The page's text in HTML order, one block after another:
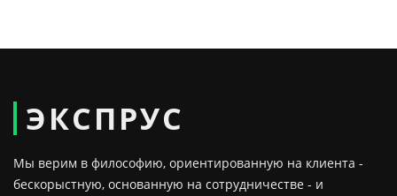
ЭКСПРУС
Мы верим в философию, ориентированную на клиента -
бескорыстную, основанную на сотрудничестве - и